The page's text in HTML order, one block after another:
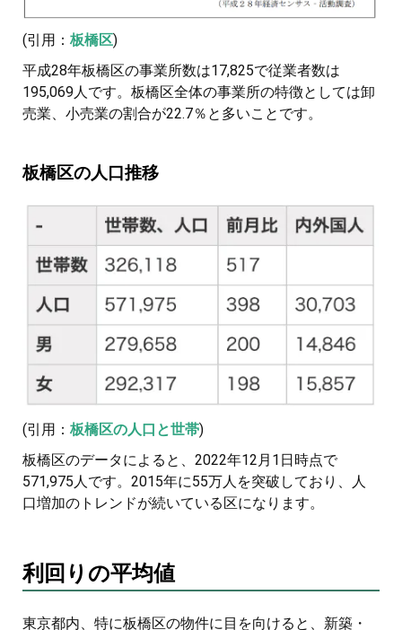
(引用： 板橋区)
平成28年板橋区の事業所数は17,825で従業者数は
195,069人です。板橋区全体の事業所の特徴としては卸
売業、小売業の割合が22.7％と多いことです。
板橋区の人口推移
(引用： 板橋区の人口と世帯)
板橋区のデータによると、2022年12月1日時点で
571,975人です。2015年に55万人を突破しており、人
口増加のトレンドが続いている区になります。
利回りの平均値
東京都内、特に板橋区の物件に目を向けると、新築・